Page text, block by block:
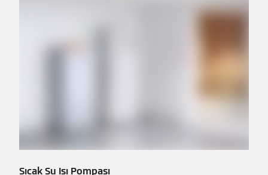
Sıcak Su Isı Pompası